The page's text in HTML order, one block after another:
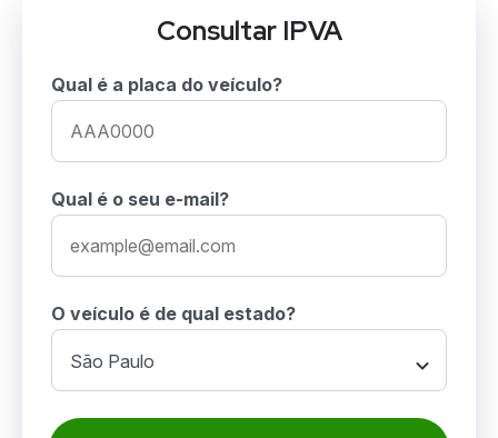
Consultar IPVA
Qual é a placa do veículo?
Qual é o seu e-mail?
O veículo é de qual estado?